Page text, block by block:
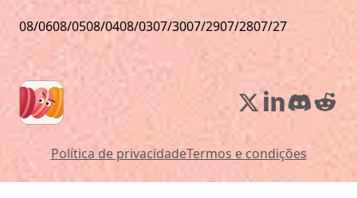
08/0608/0508/0408/0307/3007/2907/2807/27
Política de privacidadeTermos e condições